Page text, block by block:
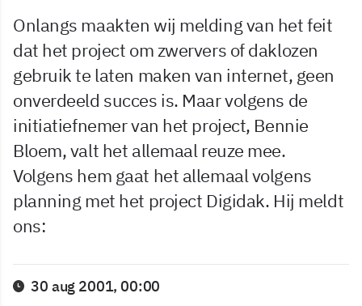
Onlangs maakten wij melding van het feit
dat het project om zwervers of daklozen
gebruik te laten maken van internet, geen
onverdeeld succes is. Maar volgens de
initiatiefnemer van het project, Bennie
Bloem, valt het allemaal reuze mee.
Volgens hem gaat het allemaal volgens
planning met het project Digidak. Hij meldt
ons:
30 aug 2001, 00:00